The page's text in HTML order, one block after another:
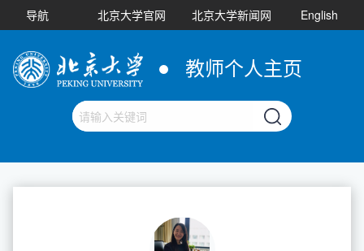
导航 北京大学官网 北京大学新闻网 English
教师个人主页